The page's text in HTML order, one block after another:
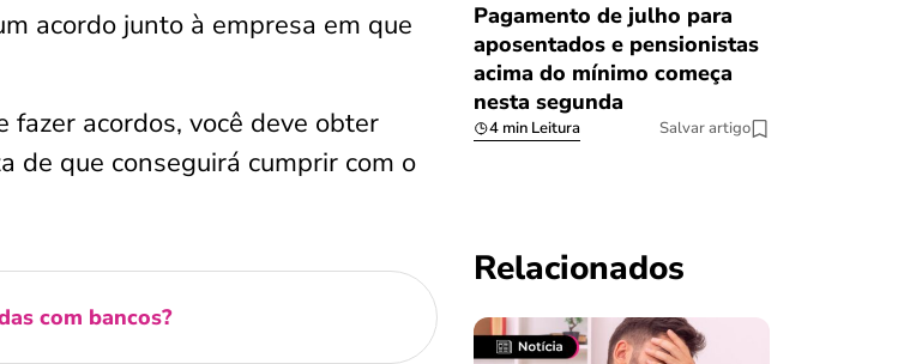
acordo junto à empresa em que
acordos, você deve obter
de que conseguirá cumprir com o
com bancos?
Pagamento de julho para
aposentados e pensionistas
acima do mínimo começa
nesta segunda
4 min Leitura Salvar artigo
Relacionados